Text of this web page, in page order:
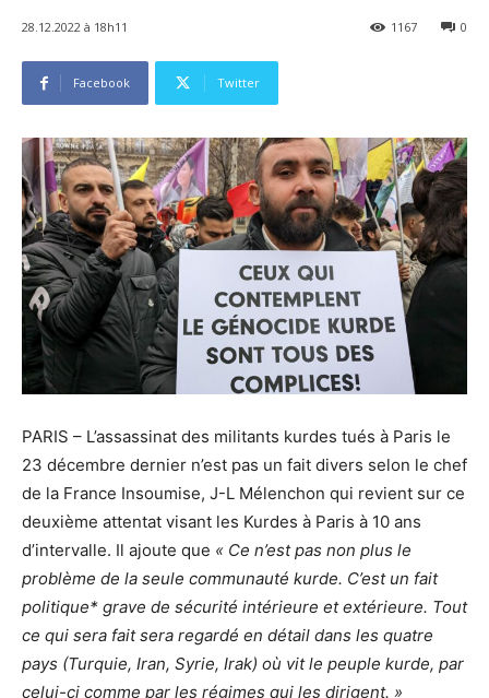
28.12.2022 à 18h11 0
1167
Facebook Twitter
PARIS – L’assassinat des militants kurdes tués à Paris le
23 décembre dernier n’est pas un fait divers selon le chef
de la France Insoumise, J-L Mélenchon qui revient sur ce
deuxième attentat visant les Kurdes à Paris à 10 ans
d’intervalle. Il ajoute que « Ce n’est pas non plus le
problème de la seule communauté kurde. C’est un fait
politique* grave de sécurité intérieure et extérieure. Tout
ce qui sera fait sera regardé en détail dans les quatre
pays (Turquie, Iran, Syrie, Irak) où vit le peuple kurde, par
celui-ci comme par les régimes qui les dirigent. »